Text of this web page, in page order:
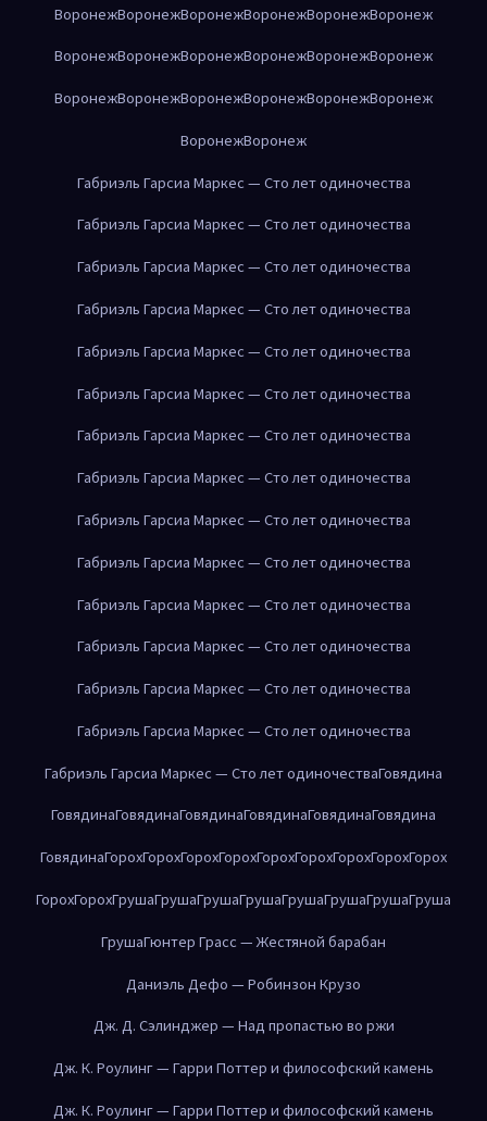
ВоронежВоронежВоронежВоронежВоронежВоронеж
ВоронежВоронежВоронежВоронежВоронежВоронеж
ВоронежВоронежВоронежВоронежВоронежВоронеж
ВоронежВоронеж
Габриэль Гарсиа Маркес — Сто лет одиночества
Габриэль Гарсиа Маркес — Сто лет одиночества
Габриэль Гарсиа Маркес — Сто лет одиночества
Габриэль Гарсиа Маркес — Сто лет одиночества
Габриэль Гарсиа Маркес — Сто лет одиночества
Габриэль Гарсиа Маркес — Сто лет одиночества
Габриэль Гарсиа Маркес — Сто лет одиночества
Габриэль Гарсиа Маркес — Сто лет одиночества
Габриэль Гарсиа Маркес — Сто лет одиночества
Габриэль Гарсиа Маркес — Сто лет одиночества
Габриэль Гарсиа Маркес — Сто лет одиночества
Габриэль Гарсиа Маркес — Сто лет одиночества
Габриэль Гарсиа Маркес — Сто лет одиночества
Габриэль Гарсиа Маркес — Сто лет одиночества
Габриэль Гарсиа Маркес — Сто лет одиночестваГовядина
ГовядинаГовядинаГовядинаГовядинаГовядинаГовядина
ГовядинаГорохГорохГорохГорохГорохГорохГорохГорохГорох
ГорохГорохГрушаГрушаГрушаГрушаГрушаГрушаГрушаГруша
ГрушаГюнтер Грасс — Жестяной барабан
Даниэль Дефо — Робинзон Крузо
Дж. Д. Сэлинджер — Над пропастью во ржи
Дж. К. Роулинг — Гарри Поттер и философский камень
Дж. К. Роулинг — Гарри Поттер и философский камень